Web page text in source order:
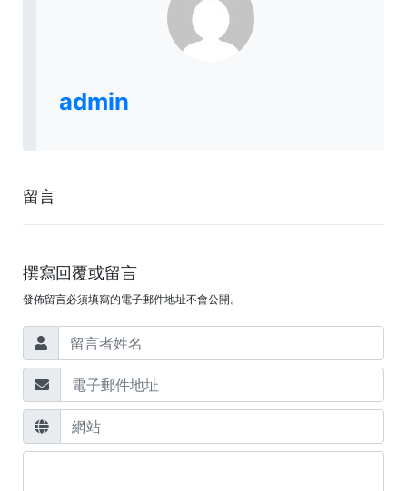
admin
留言
撰寫回覆或留言
發佈留言必須填寫的電子郵件地址不會公開。